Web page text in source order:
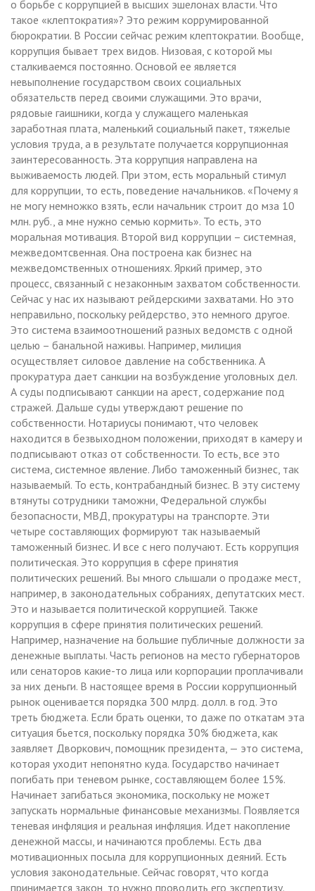
о борьбе с коррупцией в высших эшелонах власти. Что
такое «клептократия»? Это режим коррумированной
бюрократии. В России сейчас режим клептократии. Вообще,
коррупция бывает трех видов. Низовая, с которой мы
сталкиваемся постоянно. Основой ее является
невыполнение государством своих социальных
обязательств перед своими служащими. Это врачи,
рядовые гаишники, когда у служащего маленькая
заработная плата, маленький социальный пакет, тяжелые
условия труда, а в результате получается коррупционная
заинтересованность. Эта коррупция направлена на
выживаемость людей. При этом, есть моральный стимул
для коррупции, то есть, поведение начальников. «Почему я
не могу немножко взять, если начальник строит до мза 10
млн. руб., а мне нужно семью кормить». То есть, это
моральная мотивация. Второй вид коррупции – системная,
межведомтсвенная. Она построена как бизнес на
межведомственных отношениях. Яркий пример, это
процесс, связанный с незаконным захватом собственности.
Сейчас у нас их называют рейдерскими захватами. Но это
неправильно, поскольку рейдерство, это немного другое.
Это система взаимоотношений разных ведомств с одной
целью – банальной наживы. Например, милиция
осуществляет силовое давление на собственника. А
прокуратура дает санкции на возбуждение уголовных дел.
А суды подписывают санкции на арест, содержание под
стражей. Дальше суды утверждают решение по
собственности. Нотариусы понимают, что человек
находится в безвыходном положении, приходят в камеру и
подписывают отказ от собственности. То есть, все это
система, системное явление. Либо таможенный бизнес, так
называемый. То есть, контрабандный бизнес. В эту систему
втянуты сотрудники таможни, Федеральной службы
безопасности, МВД, прокуратуры на транспорте. Эти
четыре составляющих формируют так называемый
таможенный бизнес. И все с него получают. Есть коррупция
политическая. Это коррупция в сфере принятия
политических решений. Вы много слышали о продаже мест,
например, в законодательных собраниях, депутатских мест.
Это и называется политической коррупцией. Также
коррупция в сфере принятия политических решений.
Например, назначение на большие публичные должности за
денежные выплаты. Часть регионов на место губернаторов
или сенаторов какие-то лица или корпорации проплачивали
за них деньги. В настоящее время в России коррупционный
рынок оценивается порядка 300 млрд. долл. в год. Это
треть бюджета. Если брать оценки, то даже по откатам эта
ситуация бьется, поскольку порядка 30% бюджета, как
заявляет Дворкович, помощник президента, — это система,
которая уходит непонятно куда. Государство начинает
погибать при теневом рынке, составляющем более 15%.
Начинает загибаться экономика, поскольку не может
запускать нормальные финансовые механизмы. Появляется
теневая инфляция и реальная инфляция. Идет накопление
денежной массы, и начинаются проблемы. Есть два
мотивационных посыла для коррупционных деяний. Есть
условия законодательные. Сейчас говорят, что когда
принимается закон, то нужно проводить его экспертизу.